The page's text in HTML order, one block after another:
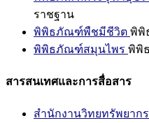
ราชฐาน
พิพิธภัณฑ์พืชมีชีวิต พิพิ
พิพิธภัณฑ์สมุนไพร พิพิ
สารสนเทศและการสื่อสาร
สำนักงานวิทยทรัพยาก